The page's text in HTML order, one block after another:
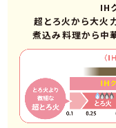
IH
超とろ火から大火
煮込み料理から中